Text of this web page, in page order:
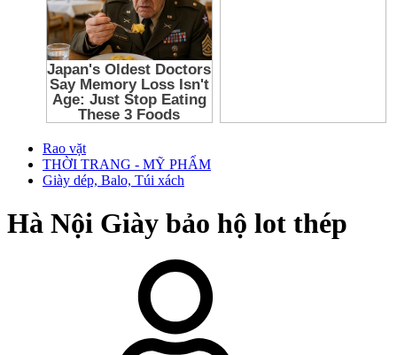
Rao vặt
THỜI TRANG - MỸ PHẨM
Giày dép, Balo, Túi xách
Hà Nội Giày bảo hộ lot thép